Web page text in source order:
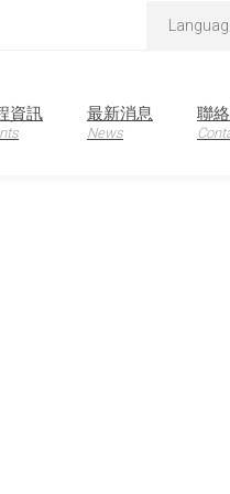
130GR2,LFR-130RD2-K,LFR-
資訊 最新消息
News
聯